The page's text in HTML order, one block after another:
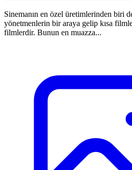
Sinemanın en özel üretimlerinden biri
yönetmenlerin bir araya gelip kısa
filmlerdir. Bunun en muazza...